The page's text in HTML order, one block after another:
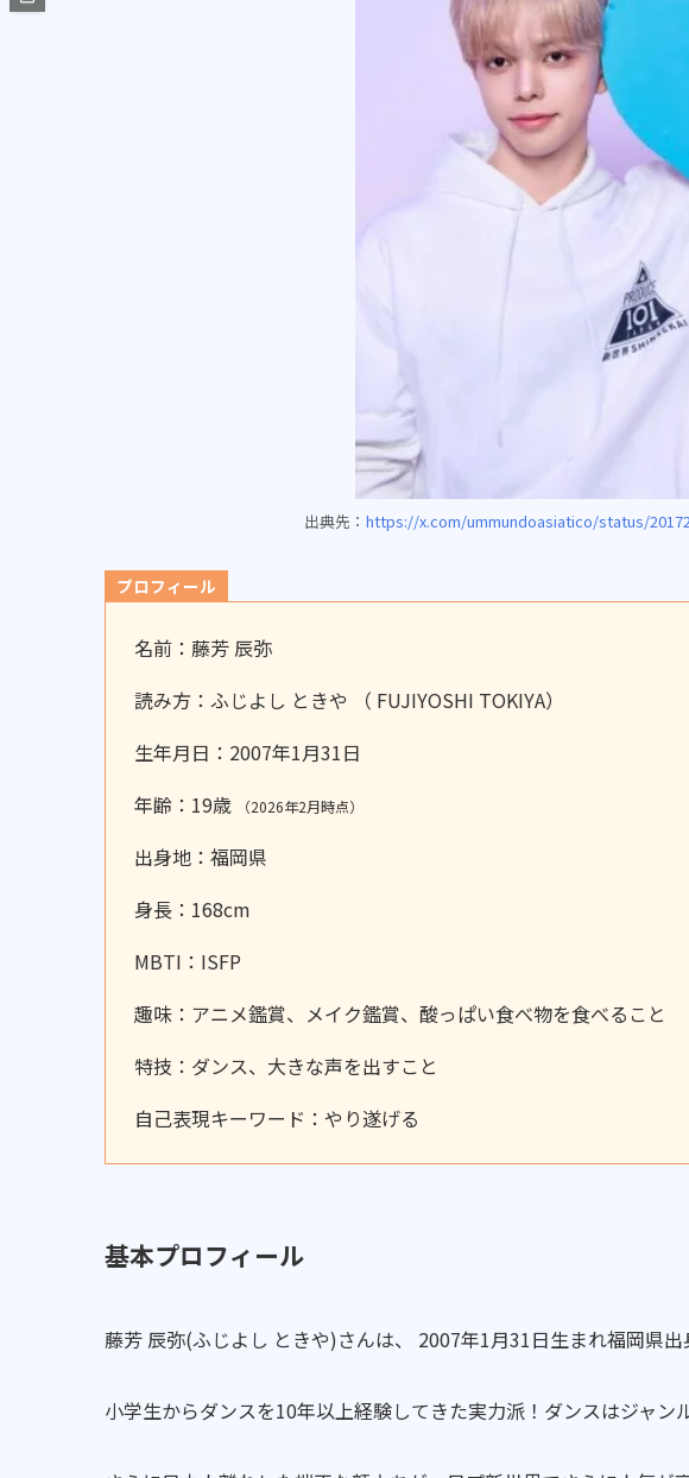
出典先： https://x.com/ummundoasiatico/status/
プロフィール
名前：藤芳 辰弥
読み方：ふじよし ときや （ FUJIYOSHI TOKIYA）
生年月日：2007年1月31日
年齢：19歳
（2026年2月時点）
出身地：福岡県
身長：168cm
MBTI：ISFP
趣味：アニメ鑑賞、メイク鑑賞、酸っぱい食べ物を食べること
特技：ダンス、大きな声を出すこと
自己表現キーワード：やり遂げる
基本プロフィール
藤芳 辰弥(ふじよし ときや)さんは、 2007年1月31日生まれ福岡県出
小学生からダンスを10年以上経験してきた実力派！ダンスはジャン